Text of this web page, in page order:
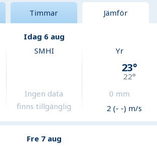
Timmar Jämför
Idag 6 aug
SMHI
Ingen data
finns tillgänglig
Yr
23°
22°
0 mm
2 (- -) m/s
Fre 7 aug